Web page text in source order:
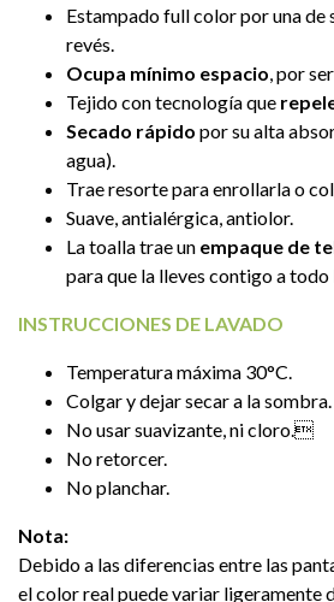
Estampado full color por una de
revés.
Ocupa mínimo espacio, por
Tejido con tecnología que
Secado rápido por su alta
agua).
Trae resorte para enrollarla o
Suave, antialérgica, antiolor.
La toalla trae un empaque de
para que la lleves contigo a todo
INSTRUCCIONES DE LAVADO
Temperatura máxima 30°C.
Colgar y dejar secar a la sombra.
No usar suavizante, ni cloro.
No retorcer.
No planchar.
Nota:
Debido a las diferencias entre las
el color real puede variar ligeramente